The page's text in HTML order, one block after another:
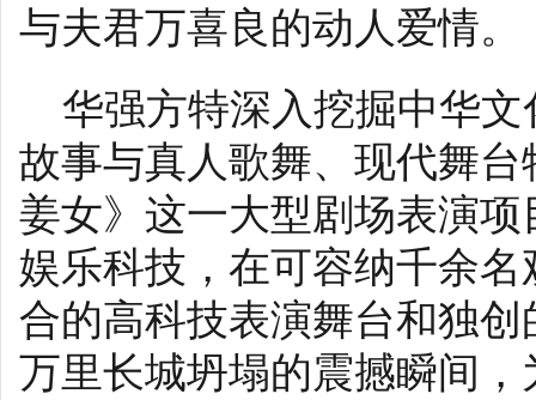
与夫君万喜良的动人爱情。
华强方特深入挖掘中华
故事与真人歌舞、现代舞
姜女》这一大型剧场表演
娱乐科技，在可容纳千余
合的高科技表演舞台和独
万里长城坍塌的震撼瞬间